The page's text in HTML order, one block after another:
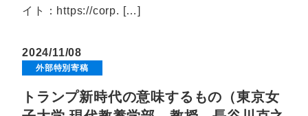
イト：https://corp. […]
2024/11/08
外部特別寄稿
トランプ新時代の意味するもの（東京女